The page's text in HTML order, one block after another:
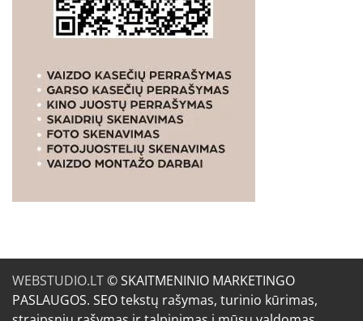
WEBSTUDIO.LT© SKAITMENINIO MARKETINGO
PASLAUGOS. SEO tekstų rašymas, turinio kūrimas,